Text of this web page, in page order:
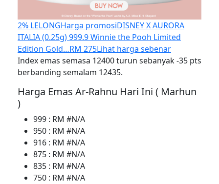
2% LELONGHarga promosiDISNEY X AURORA
ITALIA (0.25g) 999.9 Winnie the Pooh Limited
Edition Gold…RM 275Lihat harga sebenar
Index emas semasa 12400 turun sebanyak -35 pts
berbanding semalam 12435.
Harga Emas Ar-Rahnu Hari Ini ( Marhun
)
999 : RM #N/A
950 : RM #N/A
916 : RM #N/A
875 : RM #N/A
835 : RM #N/A
750 : RM #N/A